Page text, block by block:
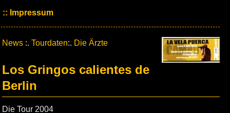
Impressum
News :. Tourdaten:. Die Ärzte
Los Gringos calientes de
Berlin
Die Tour 2004